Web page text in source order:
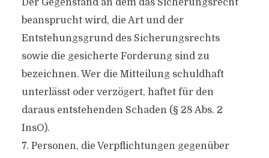
Der Gegenstand an dem das Sicherungsrecht
beansprucht wird, die Art und der
Entstehungsgrund des Sicherungsrechts
sowie die gesicherte Forderung sind zu
bezeichnen. Wer die Mitteilung schuldhaft
unterlässt oder verzögert, haftet für den
daraus entstehenden Schaden (§ 28 Abs. 2
InsO).
7. Personen, die Verpflichtungen gegenüber